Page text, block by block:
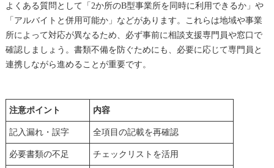
よくある質問として「2か所のB型事業所を同時に利用できるか」や
「アルバイトと併用可能か」などがあります。これらは地域や事業
所によって対応が異なるため、必ず事前に相談支援専門員や窓口で
確認しましょう。書類不備を防ぐためにも、必要に応じて専門員と
連携しながら進めることが重要です。
注意ポイント 内容
記入漏れ・誤字 全項目の記載を再確認
必要書類の不足 チェックリストを活用